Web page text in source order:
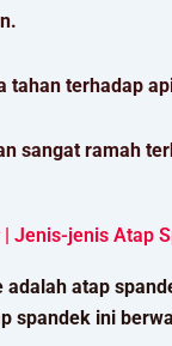
tahan terhadap
sangat ramah
Jenis-jenis Atap
atap
spandek ini